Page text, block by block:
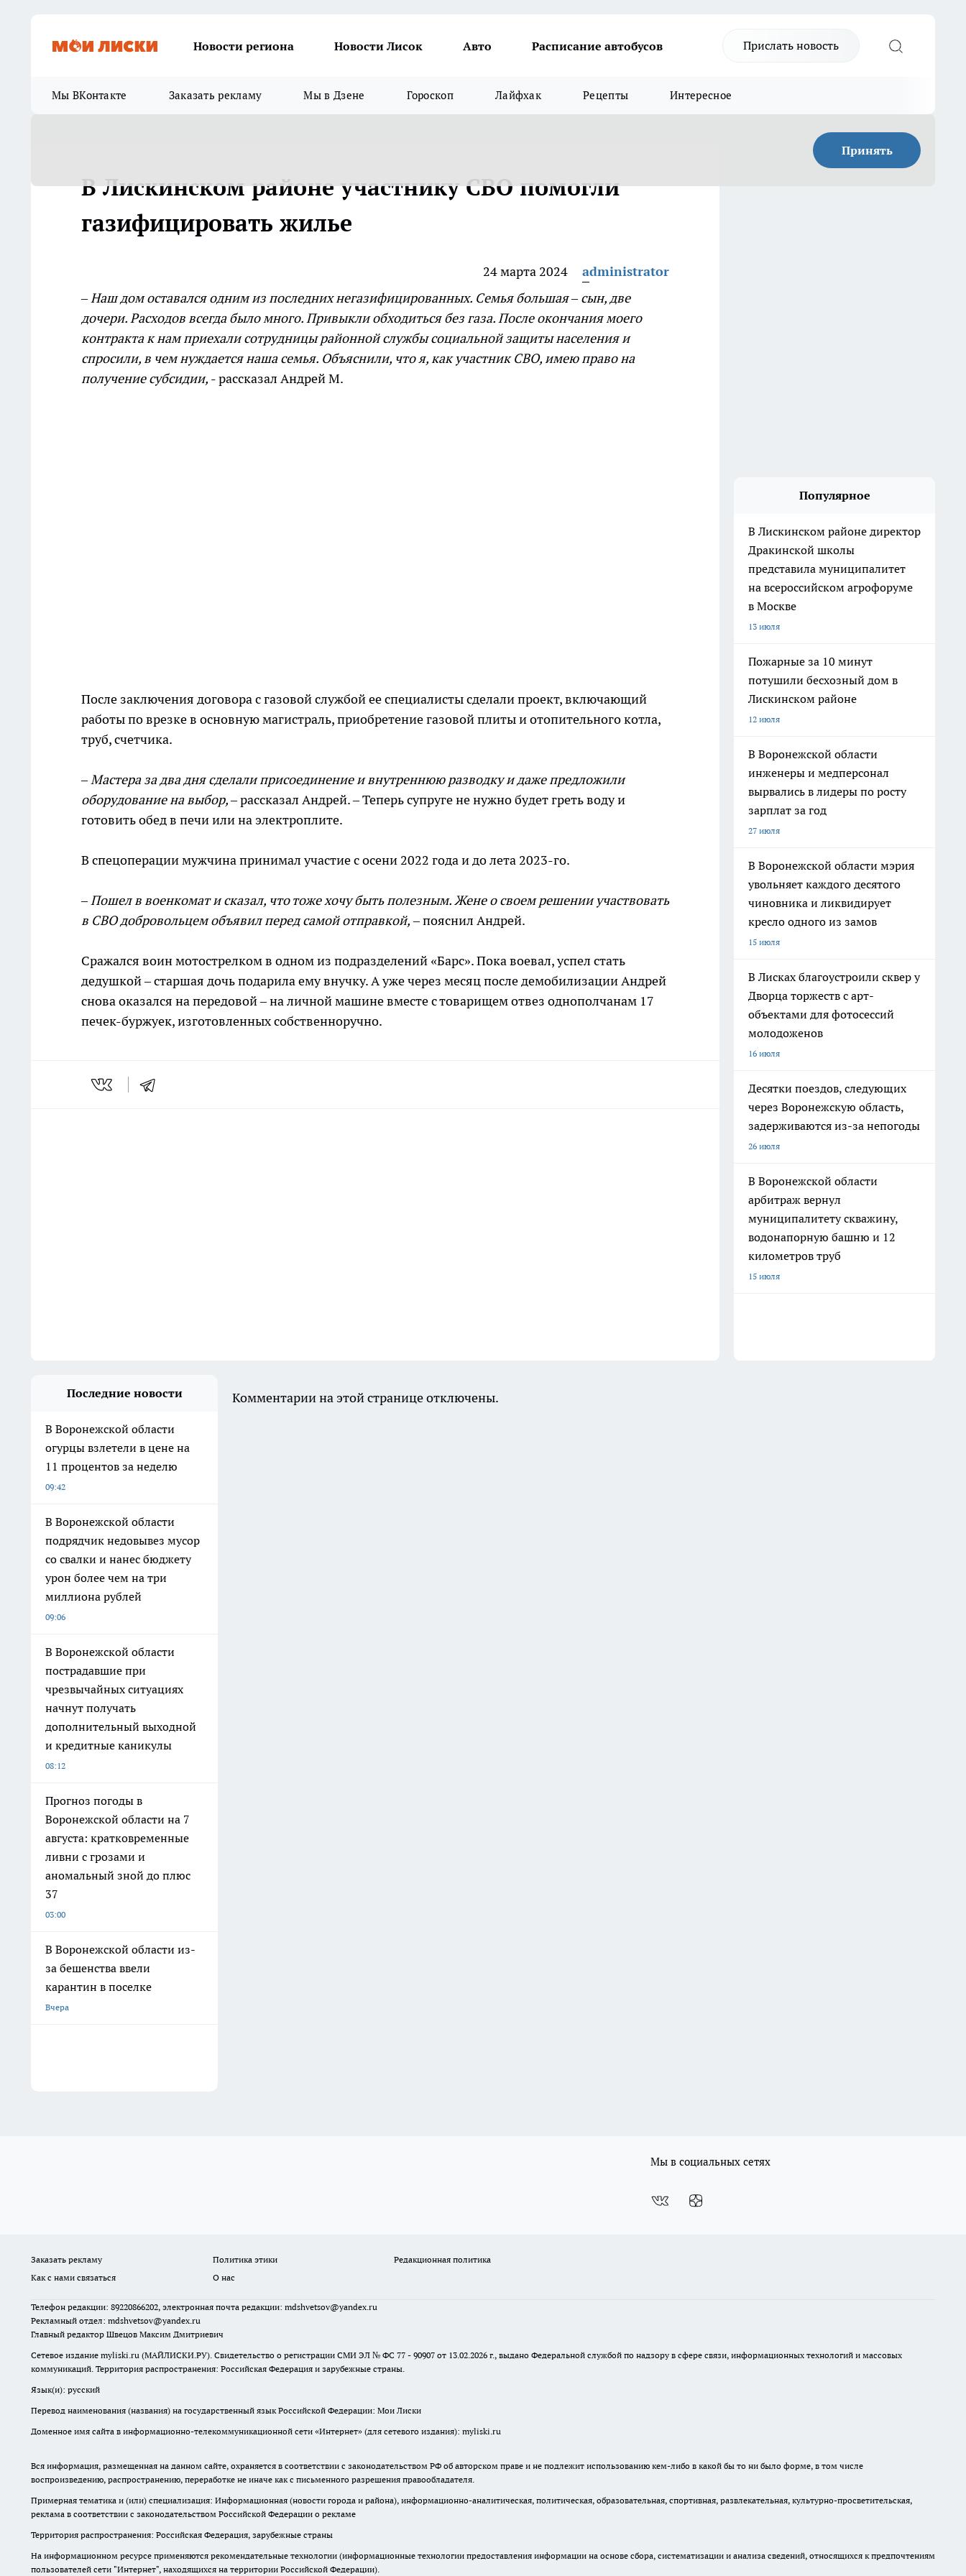
Новости региона Новости Лисок Авто Расписание автобусов Прислать новость
Мы ВКонтакте Заказать рекламу Мы в Дзене Гороскоп Лайфхак Рецепты Интересное
Принять
В Лискинском районе участнику СВО помогли
газифицировать жилье
24 марта 2024
administrator
– Наш дом оставался одним из последних негазифицированных. Семья большая – сын, две
дочери. Расходов всегда было много. Привыкли обходиться без газа. После окончания моего
контракта к нам приехали сотрудницы районной службы социальной защиты населения и
спросили, в чем нуждается наша семья. Объяснили, что я, как участник СВО, имею право на
получение субсидии, - рассказал Андрей М.
После заключения договора с газовой службой ее специалисты сделали проект, включающий
работы по врезке в основную магистраль, приобретение газовой плиты и отопительного котла,
труб, счетчика.
– Мастера за два дня сделали присоединение и внутреннюю разводку и даже предложили
оборудование на выбор,– рассказал Андрей. – Теперь супруге не нужно будет греть воду и
готовить обед в печи или на электроплите.
В спецоперации мужчина принимал участие с осени 2022 года и до лета 2023-го.
– Пошел в военкомат и сказал, что тоже хочу быть полезным. Жене о своем решении участвовать
в СВО добровольцем объявил перед самой отправкой,– пояснил Андрей.
Сражался воин мотострелком в одном из подразделений «Барс». Пока воевал, успел стать
дедушкой – старшая дочь подарила ему внучку. А уже через месяц после демобилизации Андрей
снова оказался на передовой – на личной машине вместе с товарищем отвез однополчанам 17
печек-буржуек, изготовленных собственноручно.
Популярное
В Лискинском районе директор
Дракинской школы
представила муниципалитет
на всероссийском агрофоруме
в Москве
13 июля
Пожарные за 10 минут
потушили бесхозный дом в
Лискинском районе
12 июля
В Воронежской области
инженеры и медперсонал
вырвались в лидеры по росту
зарплат за год
27 июля
В Воронежской области мэрия
увольняет каждого десятого
чиновника и ликвидирует
кресло одного из замов
15 июля
В Лисках благоустроили сквер у
Дворца торжеств с арт-
объектами для фотосессий
молодоженов
16 июля
Десятки поездов, следующих
через Воронежскую область,
задерживаются из-за непогоды
26 июля
В Воронежской области
арбитраж вернул
муниципалитету скважину,
водонапорную башню и 12
километров труб
15 июля
Последние новости
В Воронежской области
огурцы взлетели в цене на
11 процентов за неделю
09:42
В Воронежской области
подрядчик недовывез мусор
со свалки и нанес бюджету
урон более чем на три
миллиона рублей
09:06
В Воронежской области
пострадавшие при
чрезвычайных ситуациях
начнут получать
дополнительный выходной
и кредитные каникулы
08:12
Прогноз погоды в
Воронежской области на 7
августа: кратковременные
ливни с грозами и
аномальный зной до плюс
37
03:00
В Воронежской области из-
за бешенства ввели
карантин в поселке
Вчера
Комментарии на этой странице отключены.
Мы в социальных сетях
Заказать рекламу Политика этики
Редакционная политика
Как с нами связаться
О нас
Телефон редакции: 89220866202, электронная почта редакции: mdshvetsov@yandex.ru
Рекламный отдел: mdshvetsov@yandex.ru
Главный редактор Швецов Максим Дмитриевич
Сетевое издание myliski.ru (МАЙЛИСКИ.РУ). Свидетельство о регистрации СМИ ЭЛ № ФС 77 - 90907 от 13.02.2026 г., выдано Федеральной службой по надзору в сфере связи, информационных технологий и массовых
коммуникаций. Территория распространения: Российская Федерация и зарубежные страны.
Язык(и): русский
Перевод наименования (названия) на государственный язык Российской Федерации: Мои Лиски
Доменное имя сайта в информационно-телекоммуникационной сети «Интернет» (для сетевого издания): myliski.ru
Вся информация, размещенная на данном сайте, охраняется в соответствии с законодательством РФ об авторском праве и не подлежит использованию кем-либо в какой бы то ни было форме, в том числе
воспроизведению, распространению, переработке не иначе как с письменного разрешения правообладателя.
Примерная тематика и (или) специализация: Информационная (новости города и района), информационно-аналитическая, политическая, образовательная, спортивная, развлекательная, культурно-просветительская,
реклама в соответствии с законодательством Российской Федерации о рекламе
Территория распространения: Российская Федерация, зарубежные страны
На информационном ресурсе применяются рекомендательные технологии (информационные технологии предоставления информации на основе сбора, систематизации и анализа сведений, относящихся к предпочтениям
пользователей сети "Интернет", находящихся на территории Российской Федерации).